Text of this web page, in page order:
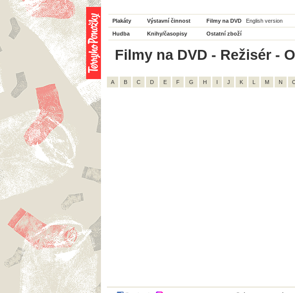
Plakáty Výstavní činnost Filmy na DVD English version
Hudba Knihy/časopisy Ostatní zboží
Filmy na DVD - Režisér -
A B C D E F G H I J K L M N